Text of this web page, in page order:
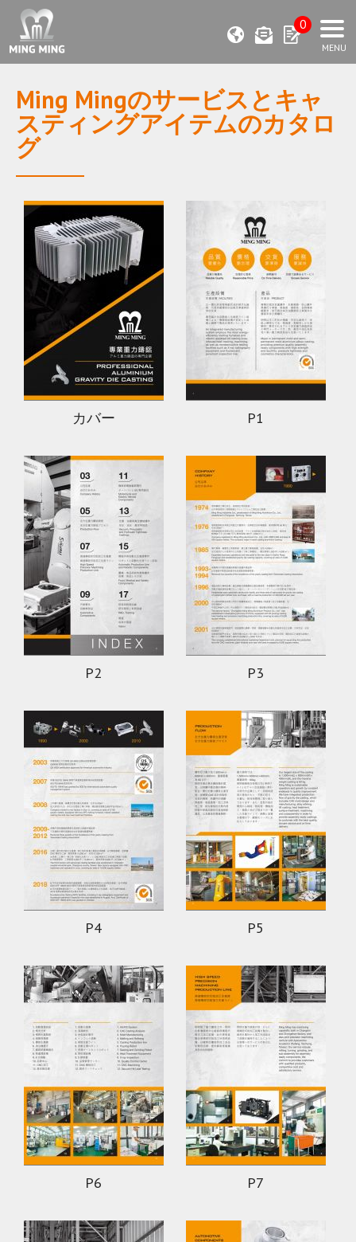
0
Ming Mingのサービスとキャ
スティングアイテムのカタロ
グ
カバー P1
P2 P3
P4 P5
P6 P7